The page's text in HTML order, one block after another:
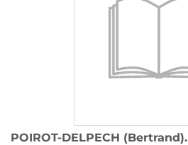
POIROT-DELPECH (Bertrand).